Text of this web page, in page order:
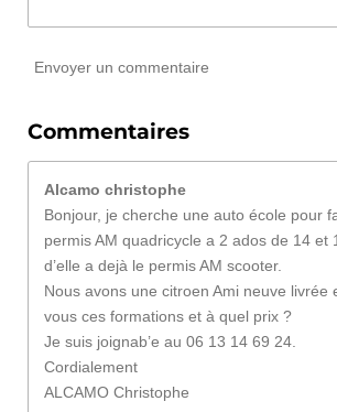
Envoyer un commentaire
Commentaires
Alcamo christophe
Bonjour, je cherche une auto école pour
permis AM quadricycle a 2 ados de 14 et
d’elle a dejà le permis AM scooter.
Nous avons une citroen Ami neuve livrée
vous ces formations et à quel prix ?
Je suis joignab’e au 06 13 14 69 24.
Cordialement
ALCAMO Christophe